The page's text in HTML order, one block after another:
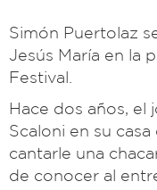
Simón Puertolaz
Jesús María en la
Festival.
Hace dos años, el
Scaloni en su
cantarle una
de conocer al